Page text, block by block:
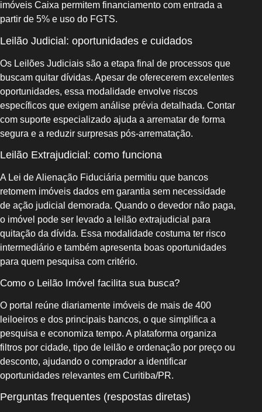
imóveis Caixa permitem financiamento com entrada a
partir de 5% e uso do FGTS.
Leilão Judicial: oportunidades e cuidados
Os Leilões Judiciais são a etapa final de processos que
buscam quitar dívidas. Apesar de oferecerem excelentes
oportunidades, essa modalidade envolve riscos
específicos que exigem análise prévia detalhada. Contar
com suporte especializado ajuda a arrematar de forma
segura e a reduzir surpresas pós‑arrematação.
Leilão Extrajudicial: como funciona
A Lei de Alienação Fiduciária permitiu que bancos
retomem imóveis dados em garantia sem necessidade
de ação judicial demorada. Quando o devedor não paga,
o imóvel pode ser levado a leilão extrajudicial para
quitação da dívida. Essa modalidade costuma ter risco
intermediário e também apresenta boas oportunidades
para quem pesquisa com critério.
Como o Leilão Imóvel facilita sua busca?
O portal reúne diariamente imóveis de mais de 400
leiloeiros e dos principais bancos, o que simplifica a
pesquisa e economiza tempo. A plataforma organiza
filtros por cidade, tipo de leilão e ordenação por preço ou
desconto, ajudando o comprador a identificar
oportunidades relevantes em Curitiba/PR.
Perguntas frequentes (respostas diretas)